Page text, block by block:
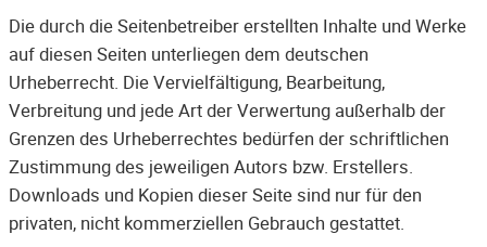
Die durch die Seitenbetreiber erstellten Inhalte und Werke
auf diesen Seiten unterliegen dem deutschen
Urheberrecht. Die Vervielfältigung, Bearbeitung,
Verbreitung und jede Art der Verwertung außerhalb der
Grenzen des Urheberrechtes bedürfen der schriftlichen
Zustimmung des jeweiligen Autors bzw. Erstellers.
Downloads und Kopien dieser Seite sind nur für den
privaten, nicht kommerziellen Gebrauch gestattet.